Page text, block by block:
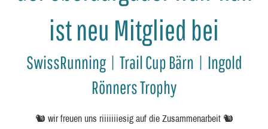
ist neu Mitglied bei
SwissRunning | Trail Cup Bärn | Ingold
Rönners Trophy
🐿️ wir freuen uns riiiiiiiesig auf die Zusammenarbeit 🐿️